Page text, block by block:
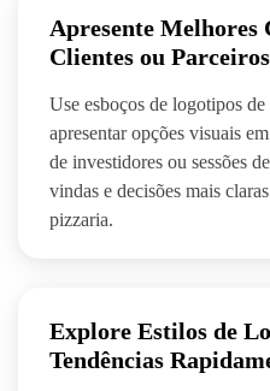
Apresente Melhores
Clientes ou Parceiros
Use esboços de logotipos
apresentar opções visuais
de investidores ou sessões
vindas e decisões mais
pizzaria.
Explore Estilos de
Tendências